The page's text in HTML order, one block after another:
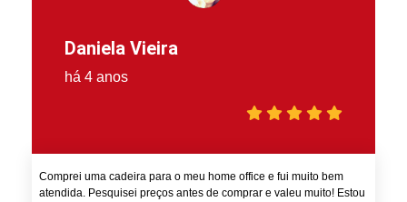
Daniela Vieira
há 4 anos
Comprei uma cadeira para o meu home office e fui muito bem
atendida. Pesquisei preços antes de comprar e valeu muito! Estou